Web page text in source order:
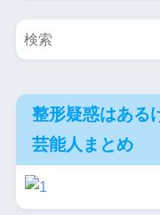
整形疑惑はある
芸能人まとめ